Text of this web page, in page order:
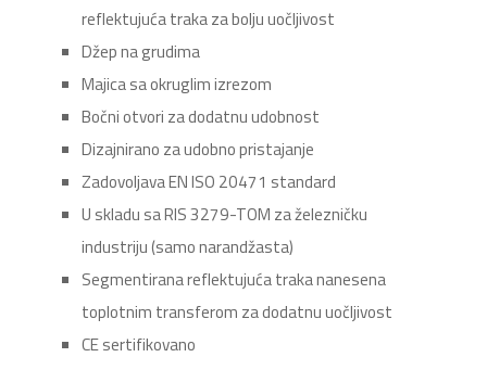
reflektujuća traka za bolju uočljivost
Džep na grudima
Majica sa okruglim izrezom
Bočni otvori za dodatnu udobnost
Dizajnirano za udobno pristajanje
Zadovoljava EN ISO 20471 standard
U skladu sa RIS 3279-TOM za železničku
industriju (samo narandžasta)
Segmentirana reflektujuća traka nanesena
toplotnim transferom za dodatnu uočljivost
CE sertifikovano